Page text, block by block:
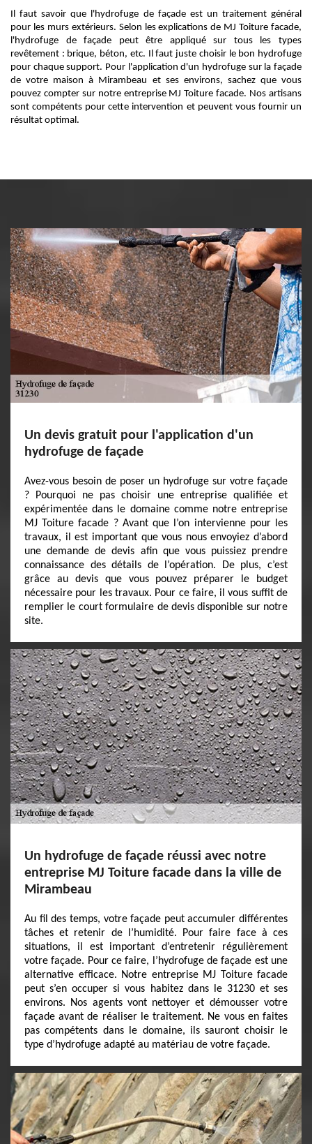
Il faut savoir que l'hydrofuge de façade est un traitement général
pour les murs extérieurs. Selon les explications de MJ Toiture facade,
l'hydrofuge de façade peut être appliqué sur tous les types
revêtement : brique, béton, etc. Il faut juste choisir le bon hydrofuge
pour chaque support. Pour l'application d'un hydrofuge sur la façade
de votre maison à Mirambeau et ses environs, sachez que vous
pouvez compter sur notre entreprise MJ Toiture facade. Nos artisans
sont compétents pour cette intervention et peuvent vous fournir un
résultat optimal.
Un devis gratuit pour l'application d'un
hydrofuge de façade
Avez-vous besoin de poser un hydrofuge sur votre façade
? Pourquoi ne pas choisir une entreprise qualifiée et
expérimentée dans le domaine comme notre entreprise
MJ Toiture facade ? Avant que l’on intervienne pour les
travaux, il est important que vous nous envoyiez d’abord
une demande de devis afin que vous puissiez prendre
connaissance des détails de l’opération. De plus, c’est
grâce au devis que vous pouvez préparer le budget
nécessaire pour les travaux. Pour ce faire, il vous suffit de
remplier le court formulaire de devis disponible sur notre
site.
Un hydrofuge de façade réussi avec notre
entreprise MJ Toiture facade dans la ville de
Mirambeau
Au fil des temps, votre façade peut accumuler différentes
tâches et retenir de l’humidité. Pour faire face à ces
situations, il est important d’entretenir régulièrement
votre façade. Pour ce faire, l’hydrofuge de façade est une
alternative efficace. Notre entreprise MJ Toiture facade
peut s’en occuper si vous habitez dans le 31230 et ses
environs. Nos agents vont nettoyer et démousser votre
façade avant de réaliser le traitement. Ne vous en faites
pas compétents dans le domaine, ils sauront choisir le
type d’hydrofuge adapté au matériau de votre façade.